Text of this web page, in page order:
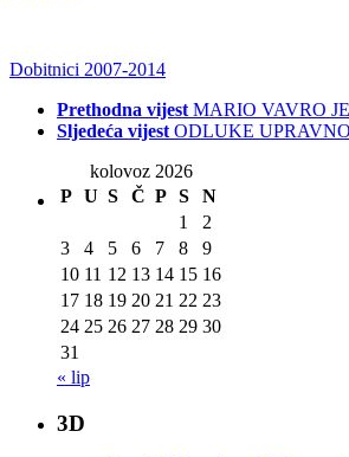
Dobitnici 2007-2014
Prethodna vijest MARIO VAVRO
Sljedeća vijest ODLUKE
kolovoz 2026
P U S Č P S
N
1
2
3
4 5 6 7 8
9
10 11 12 13 14 15 16
17 18 19 20 21 22 23
24 25 26 27 28 29 30
31
« lip
3D